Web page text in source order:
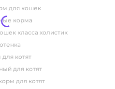
для кошек
корма
класса холистик
для котят
для котят
для котят